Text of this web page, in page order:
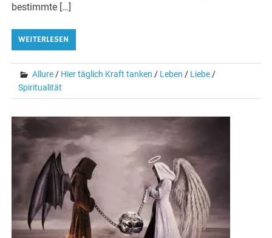
bestimmte […]
WEITERLESEN
Allure / Hier täglich Kraft tanken / Leben / Liebe /
Spiritualität